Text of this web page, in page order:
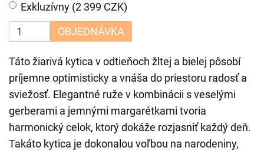
Exkluzívny (2 399 CZK)
OBJEDNÁVKA
Táto žiarivá kytica v odtieňoch žltej a bielej pôsobí
príjemne optimisticky a vnáša do priestoru radosť a
sviežosť. Elegantné ruže v kombinácii s veselými
gerberami a jemnými margarétkami tvoria
harmonický celok, ktorý dokáže rozjasniť každý deň.
Takáto kytica je dokonalou voľbou na narodeniny,